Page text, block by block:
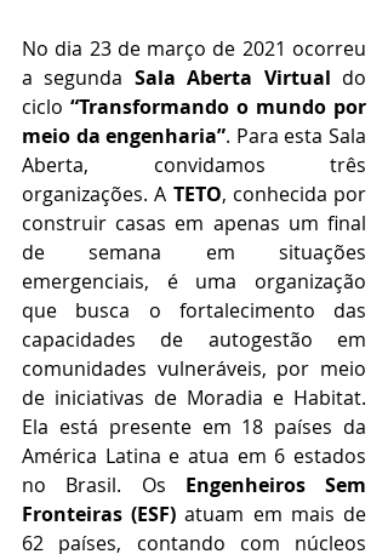
No dia 23 de março de 2021 ocorreu
a segunda Sala Aberta Virtual do
ciclo “Transformando o mundo por
meio da engenharia”. Para esta Sala
Aberta, convidamos três
organizações. A TETO, conhecida por
construir casas em apenas um final
de semana em situações
emergenciais, é uma organização
que busca o fortalecimento das
capacidades de autogestão em
comunidades vulneráveis, por meio
de iniciativas de Moradia e Habitat.
Ela está presente em 18 países da
América Latina e atua em 6 estados
no Brasil. Os Engenheiros Sem
Fronteiras (ESF) atuam em mais de
62 países, contando com núcleos